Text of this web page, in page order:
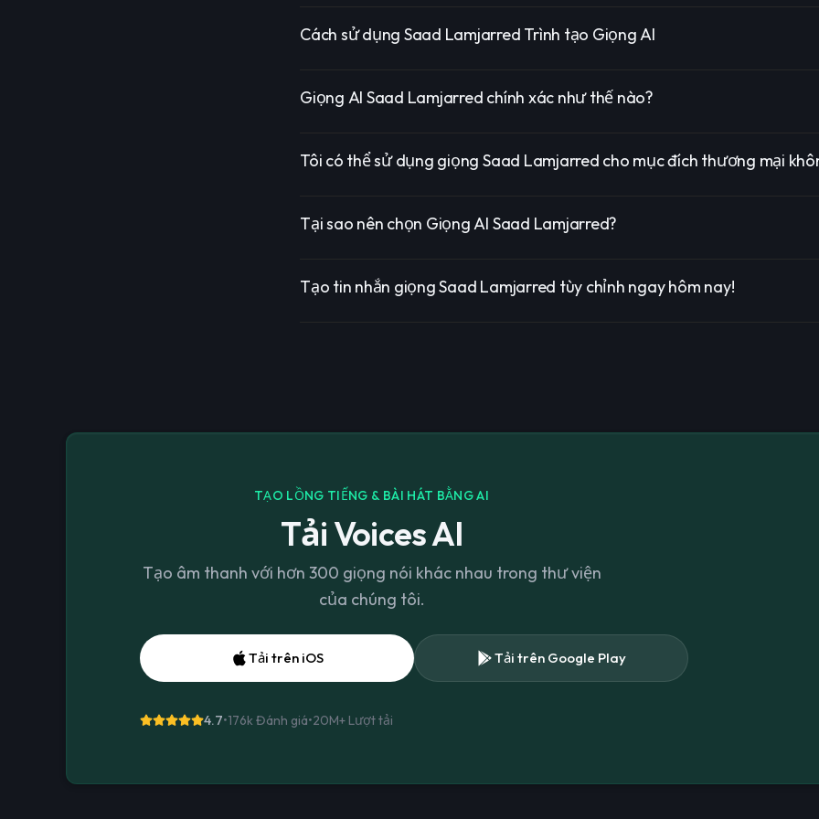
Cách sử dụng Saad Lamjarred Trình tạo Giọng AI
Giọng AI Saad Lamjarred chính xác như thế nào?
Tôi có thể sử dụng giọng Saad Lamjarred cho mục đích thương mại
Tại sao nên chọn Giọng AI Saad Lamjarred?
Tạo tin nhắn giọng Saad Lamjarred tùy chỉnh ngay hôm nay!
TẠO LỒNG TIẾNG & BÀI HÁT BẰNG AI
Tải Voices AI
Tạo âm thanh với hơn 300 giọng nói khác nhau trong thư viện
của chúng tôi.
Tải trên iOS Tải trên Google Play
4.7•176k Đánh giá•20M+ Lượt tải